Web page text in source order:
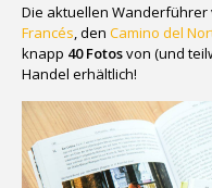
Die aktuellen
Francés, den Camino del
knapp 40 Fotosvon (und
Handel erhältlich!